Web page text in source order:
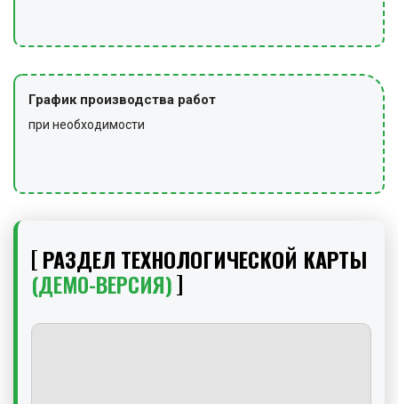
График производства работ
при необходимости
РАЗДЕЛ ТЕХНОЛОГИЧЕСКОЙ КАРТЫ
(ДЕМО-ВЕРСИЯ)